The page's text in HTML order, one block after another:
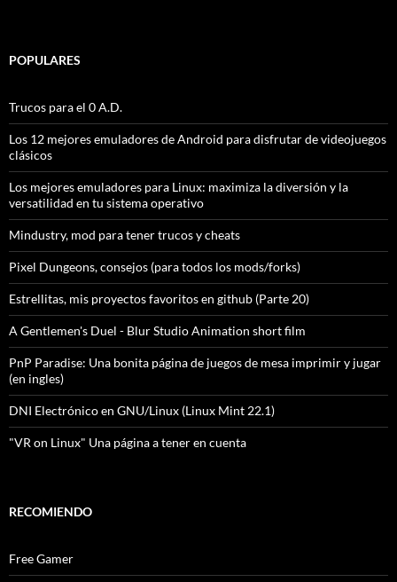
POPULARES
Trucos para el 0 A.D.
Los 12 mejores emuladores de Android para disfrutar de videojuegos
clásicos
Los mejores emuladores para Linux: maximiza la diversión y la
versatilidad en tu sistema operativo
Mindustry, mod para tener trucos y cheats
Pixel Dungeons, consejos (para todos los mods/forks)
Estrellitas, mis proyectos favoritos en github (Parte 20)
A Gentlemen's Duel - Blur Studio Animation short film
PnP Paradise: Una bonita página de juegos de mesa imprimir y jugar
(en ingles)
DNI Electrónico en GNU/Linux (Linux Mint 22.1)
"VR on Linux" Una página a tener en cuenta
RECOMIENDO
Free Gamer